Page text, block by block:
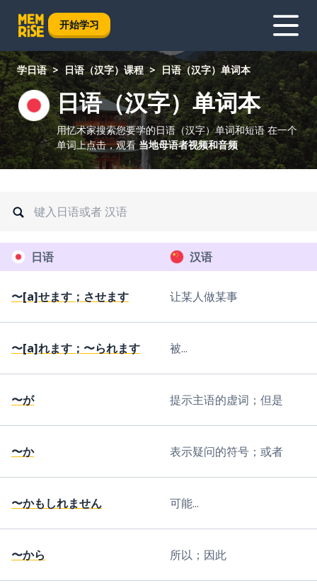
开始学习
学日语 日语（汉字）课程 日语（汉字）单词本
日语（汉字）单词本
用忆术家搜索您要学的日语（汉字）单词和短语 在一个
单词上点击，观看当地母语者视频和音频
日语 汉语
〜[a]せます；させます 让某人做某事
〜[a]れます；〜られます 被...
〜が 提示主语的虚词；但是
〜か 表示疑问的符号；或者
〜かもしれません 可能...
〜から 所以；因此